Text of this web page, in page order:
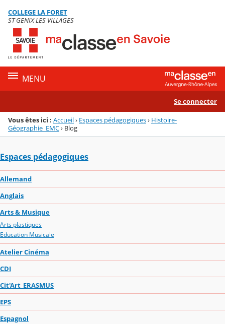
Menu de la rubrique
Contenu
COLLEGE LA FORET
ST GENIX LES VILLAGES
MENU
Se connecter
Vous êtes ici : Accueil› Espaces pédagogiques› Histoire-
Géographie_EMC› Blog
Espaces pédagogiques
Allemand
Anglais
Arts & Musique
Arts plastiques
Education Musicale
Atelier Cinéma
CDI
Cit'Art_ERASMUS
EPS
Espagnol